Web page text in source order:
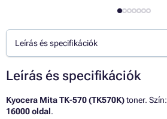
Leírás és specifikációk
Leírás és specifikációk
Kyocera Mita TK-570 (TK570K)toner. Szín:
16000 oldal.